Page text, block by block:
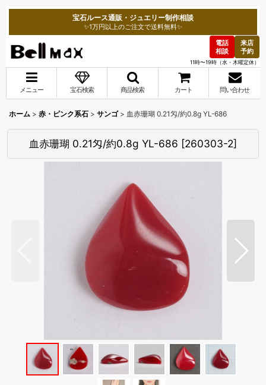
宝石ルース通販・ジュエリー制作相談
✨1万円以上のご注文で送料無料✨
電話
相談
来店
予約
11時〜19時（水・木曜定休）
メニュー 宝石検索 商品検索 カート 問い合わせ
ホーム > 赤・ピンク系石 > サンゴ > 血赤珊瑚 0.21匁/約0.8g YL-686
血赤珊瑚 0.21匁/約0.8g YL-686 [260303-2]